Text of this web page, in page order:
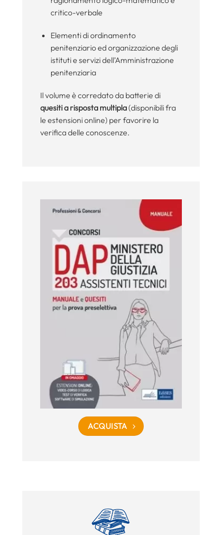
critico-verbale
Elementi di ordinamento
penitenziario ed organizzazione degli
istituti e servizi dell’Amministrazione
penitenziaria
Il volume è corredato da batterie di
quesiti a risposta multipla(disponibili fra
le estensioni online) per favorire la
verifica delle conoscenze.
ACQUISTA